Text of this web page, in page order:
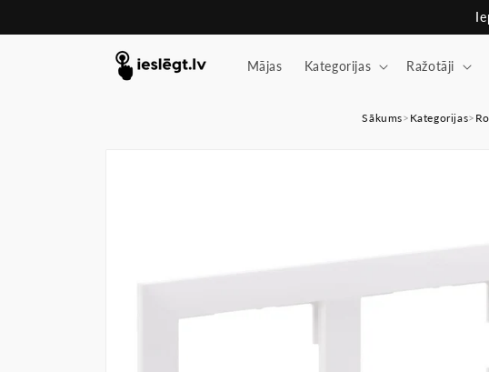
saturu
Mājas Kategorijas Ražotāji
Sākums> Kategorijas>